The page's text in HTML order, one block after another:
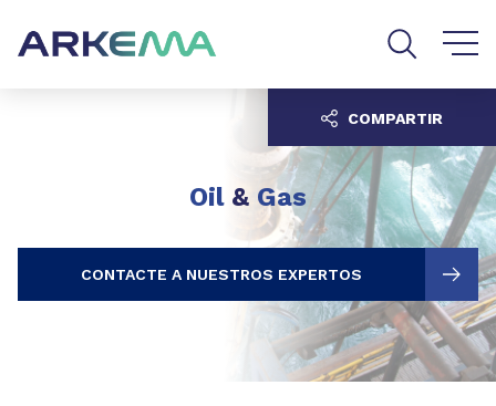
Oil& Gas
CONTACTE A NUESTROS EXPERTOS
COMPARTIR